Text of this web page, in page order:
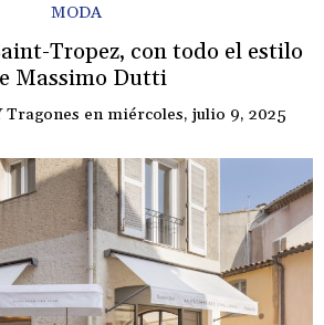
MODA
Tropez, con todo el estilo
Massimo Dutti
Tragones enmiércoles, julio 9, 2025